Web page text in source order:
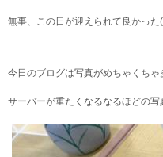
無事、この日が迎えられて良かった
今日のブログは写真がめちゃくちゃ
サーバーが重たくなるなるほどの写